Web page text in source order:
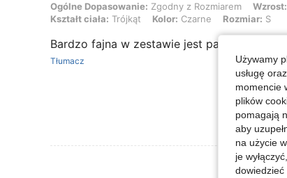
Ogólne Dopasowanie: Zgodny z Rozmiarem, Wzrost: 167 cm
Ogólne Dopasowanie: Zgodny z Rozmiarem Wzrost:
Kształt ciała: Trójkąt Kolor: Czarne Rozmiar: S
Bardzo fajna w zestawie jest pasek i
Tłumacz
Zobacz
Używamy
usługę
momencie
plików
pomagają
aby
na użycie
je